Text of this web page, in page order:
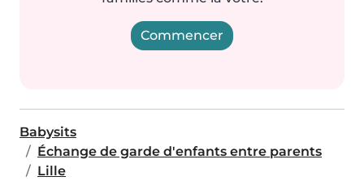
Commencer
Babysits
Échange de garde d'enfants entre parents
Lille